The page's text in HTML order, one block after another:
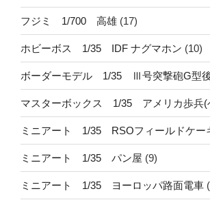
フジミ 1/700 高雄 (17)
ホビーボス 1/35 IDF ナグマホン (10)
ボーダーモデル 1/35 Ⅲ号突撃砲G型
マスターボックス 1/35 アメリカ歩兵(
ミニアート 1/35 RSOフィールドケー
ミニアート 1/35 パン屋 (9)
ミニアート 1/35 ヨーロッパ路面電車